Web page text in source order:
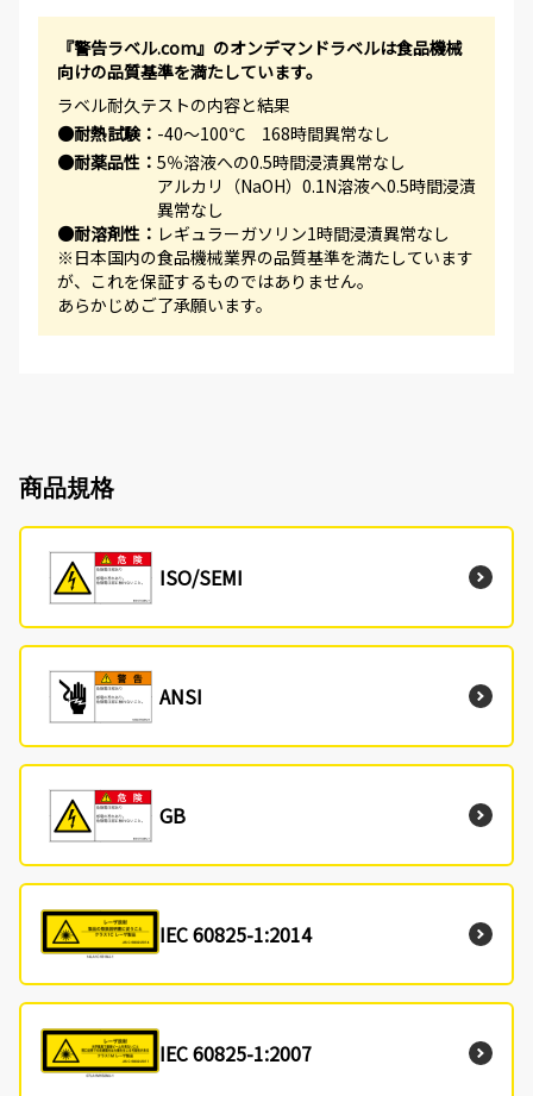
『警告ラベル.com』のオンデマンドラベルは食品機械
向けの品質基準を満たしています。
ラベル耐久テストの内容と結果
●耐熱試験： -40～100℃ 168時間異常なし
●耐薬品性： 5％溶液への0.5時間浸漬異常なし
アルカリ（NaOH）0.1N溶液へ0.5時間浸漬
異常なし
●耐溶剤性： レギュラーガソリン1時間浸漬異常なし
※日本国内の食品機械業界の品質基準を満たしています
が、これを保証するものではありません。
あらかじめご了承願います。
商品規格
ISO/SEMI
ANSI
GB
IEC 60825-1:2014
IEC 60825-1:2007